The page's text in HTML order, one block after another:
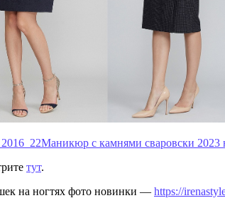
Маникюр с камнями сваровски 2023
тут.
на ногтях фото новинки — https://